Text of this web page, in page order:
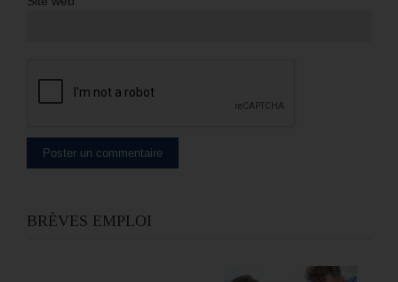
BRÈVES EMPLOI